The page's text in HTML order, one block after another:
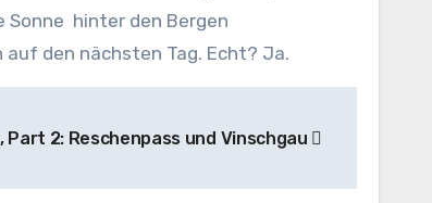
Sonne hinter den Bergen
den nächsten Tag. Echt? Ja.
Part 2: Reschenpass und Vinschgau